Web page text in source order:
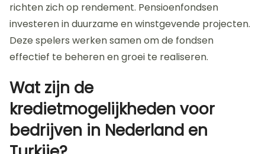
richten zich op rendement. Pensioenfondsen
investeren in duurzame en winstgevende projecten.
Deze spelers werken samen om de fondsen
effectief te beheren en groei te realiseren.
Wat zijn de
kredietmogelijkheden voor
bedrijven in Nederland en